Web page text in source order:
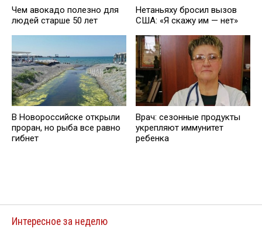
Чем авокадо полезно для
людей старше 50 лет
Нетаньяху бросил вызов
США: «Я скажу им — нет»
В Новороссийске открыли
проран, но рыба все равно
гибнет
Врач: сезонные продукты
укрепляют иммунитет
ребенка
Интересное за неделю